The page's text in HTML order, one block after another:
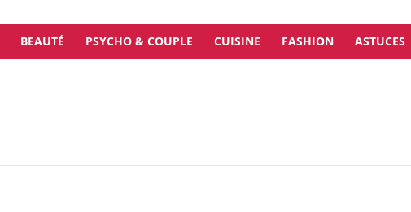
BEAUTÉ PSYCHO & COUPLE CUISINE FASHION ASTUCES